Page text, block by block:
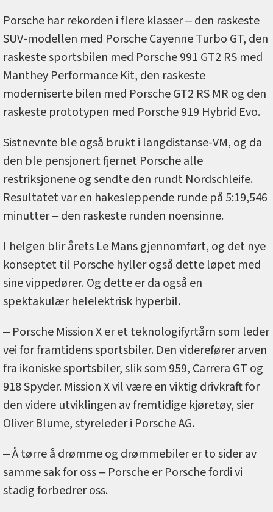
Porsche har rekorden i flere klasser ‒ den raskeste
SUV-modellen med Porsche Cayenne Turbo GT, den
raskeste sportsbilen med Porsche 991 GT2 RS med
Manthey Performance Kit, den raskeste
moderniserte bilen med Porsche GT2 RS MR og den
raskeste prototypen med Porsche 919 Hybrid Evo.
Sistnevnte ble også brukt i langdistanse-VM, og da
den ble pensjonert fjernet Porsche alle
restriksjonene og sendte den rundt Nordschleife.
Resultatet var en hakesleppende runde på 5:19,546
minutter ‒ den raskeste runden noensinne.
I helgen blir årets Le Mans gjennomført, og det nye
konseptet til Porsche hyller også dette løpet med
sine vippedører. Og dette er da også en
spektakulær helelektrisk hyperbil.
‒ Porsche Mission X er et teknologifyrtårn som leder
vei for framtidens sportsbiler. Den viderefører arven
fra ikoniske sportsbiler, slik som 959, Carrera GT og
918 Spyder. Mission X vil være en viktig drivkraft for
den videre utviklingen av fremtidige kjøretøy, sier
Oliver Blume, styreleder i Porsche AG.
‒ Å tørre å drømme og drømmebiler er to sider av
samme sak for oss ‒ Porsche er Porsche fordi vi
stadig forbedrer oss.